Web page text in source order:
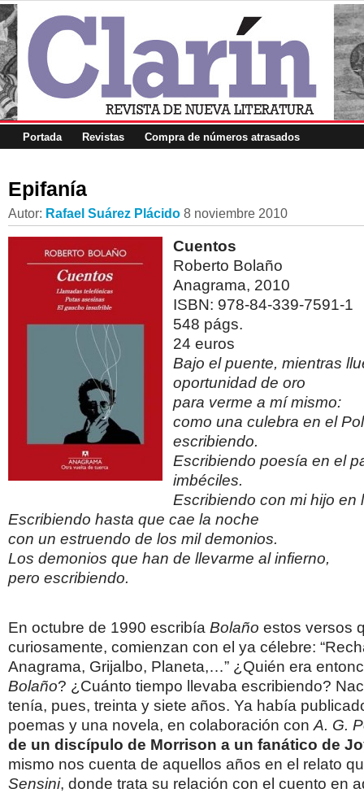
Portada Revistas Compra de números atrasados
Epifanía
Autor: Rafael Suárez Plácido 8 noviembre 2010
Cuentos
Roberto Bolaño
Anagrama, 2010
ISBN: 978-84-339-7591-1
548 págs.
24 euros
Bajo el puente, mientras
oportunidad de oro
para verme a mí mismo:
como una culebra en el
escribiendo.
Escribiendo poesía en el
imbéciles.
Escribiendo con mi hijo en
Escribiendo hasta que cae la noche
con un estruendo de los mil demonios.
Los demonios que han de llevarme al infierno,
pero escribiendo.
En octubre de 1990 escribía Bolaño estos versos
curiosamente, comienzan con el ya célebre:
Anagrama, Grijalbo, Planeta,…” ¿Quién era
Bolaño? ¿Cuánto tiempo llevaba escribiendo?
tenía, pues, treinta y siete años. Ya había
poemas y una novela, en colaboración con A. G.
de un discípulo de Morrison a un fanático de
mismo nos cuenta de aquellos años en el relato
Sensini, donde trata su relación con el cuento en